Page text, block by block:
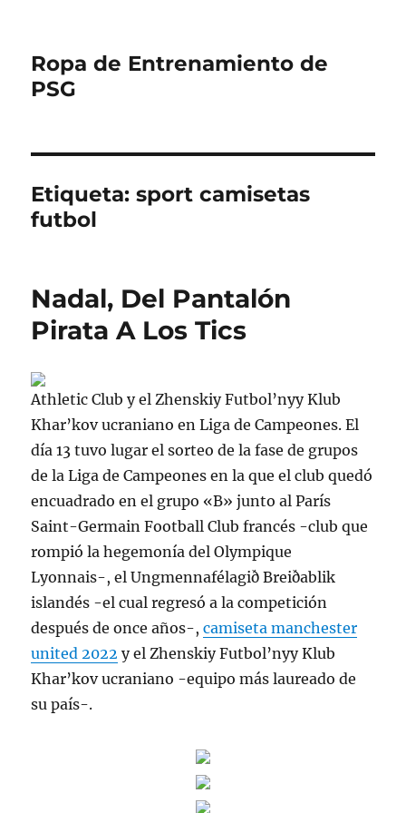
Ropa de Entrenamiento de
PSG
Etiqueta:sport camisetas
futbol
Nadal, Del Pantalón
Pirata A Los Tics
Athletic Club y el Zhenskiy Futbol’nyy Klub
Khar’kov ucraniano en Liga de Campeones. El
día 13 tuvo lugar el sorteo de la fase de grupos
de la Liga de Campeones en la que el club quedó
encuadrado en el grupo «B» junto al París
Saint-Germain Football Club francés -club que
rompió la hegemonía del Olympique
Lyonnais-, el Ungmennafélagið Breiðablik
islandés -el cual regresó a la competición
después de once años-,camiseta manchester
united 2022 y el Zhenskiy Futbol’nyy Klub
Khar’kov ucraniano -equipo más laureado de
su país-.